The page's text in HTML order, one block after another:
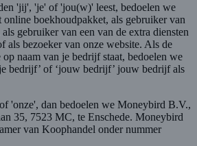
'jij', 'je' of 'jou(w)' leest, bedoelen we
online boekhoudpakket, als gebruiker van
gebruiker van een van de extra diensten
als bezoeker van onze website. Als de
naam van je bedrijf staat, bedoelen we
bedrijf’ of ‘jouw bedrijf’ jouw bedrijf als
'onze', dan bedoelen we Moneybird B.V.,
35, 7523 MC, te Enschede. Moneybird
van Koophandel onder nummer